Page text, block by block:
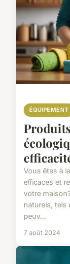
ÉQUIPEMENT
Vous êtes à
efficaces et
votre
naturels, tels
peuv...
7 août 2024